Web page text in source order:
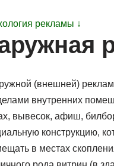
рекламы ↓
(внешней)
внутренних
вывесок, афиш,
конструкцию,
в местах